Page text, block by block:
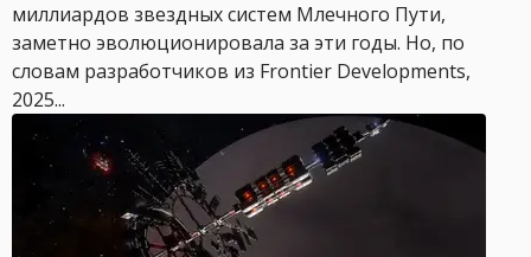
миллиардов звездных систем Млечного Пути,
заметно эволюционировала за эти годы. Но, по
словам разработчиков из Frontier Developments,
2025...